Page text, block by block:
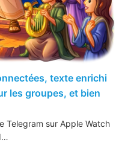
texte enrichi
les groupes, et bien
Telegram sur Apple Watch